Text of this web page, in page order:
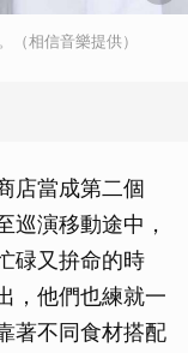
相信音樂提供）
店當成第二個
巡演移動途中，
碌又拚命的時
，他們也練就一
著不同食材搭配